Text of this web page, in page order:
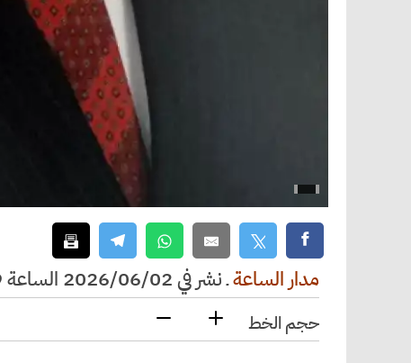
مدار الساعةـنشر في 2026/06/02 الساعة 13:49
حجم الخط